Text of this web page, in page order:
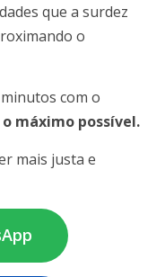
que a surdez
o
com o
máximo possível.
mais justa e